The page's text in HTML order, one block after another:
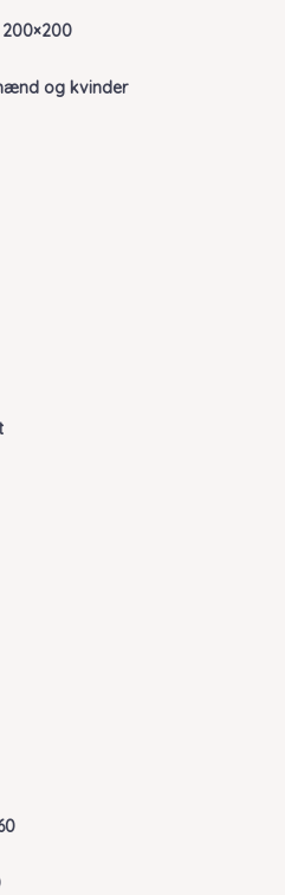
og kvinder